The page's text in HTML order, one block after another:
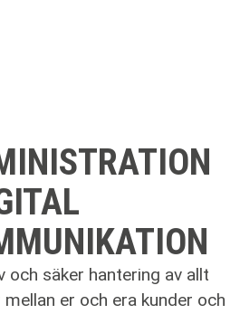
säker hantering av allt
er och era kunder och